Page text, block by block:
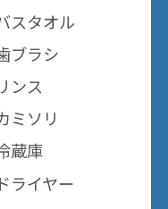
スタオル
ブラシ
ンス
ミソリ
蔵庫
ドライヤー